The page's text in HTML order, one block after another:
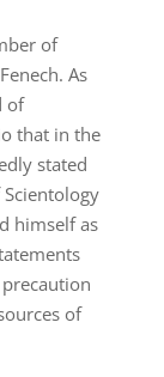
of
As
of
that in the
stated
himself as
of